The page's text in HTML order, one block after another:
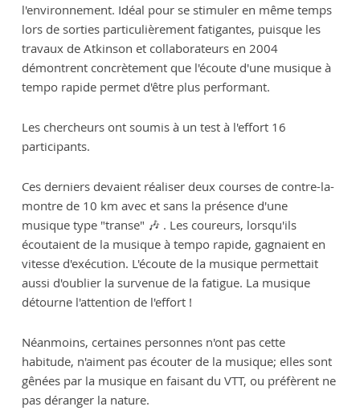
l'environnement. Idéal pour se stimuler en même temps
lors de sorties particulièrement fatigantes, puisque les
travaux de Atkinson et collaborateurs en 2004
démontrent concrètement que l'écoute d'une musique à
tempo rapide permet d'être plus performant.
Les chercheurs ont soumis à un test à l'effort 16
participants.
Ces derniers devaient réaliser deux courses de contre-la-
montre de 10 km avec et sans la présence d'une
musique type "transe" 🎶 . Les coureurs, lorsqu'ils
écoutaient de la musique à tempo rapide, gagnaient en
vitesse d'exécution. L'écoute de la musique permettait
aussi d'oublier la survenue de la fatigue. La musique
détourne l'attention de l'effort !
Néanmoins, certaines personnes n'ont pas cette
habitude, n'aiment pas écouter de la musique; elles sont
gênées par la musique en faisant du VTT, ou préfèrent ne
pas déranger la nature.